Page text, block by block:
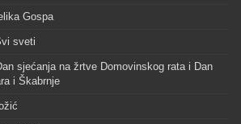
Gospa
sveti
sjećanja na žrtve Domovinskog rata i Dan
i Škabrnje